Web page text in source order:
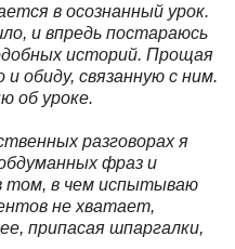
в осознанный урок.
и впредь постараюсь
историй. Прощая
обиду, связанную с ним.
об уроке.
разговорах я
фраз и
том, в чем испытываю
не хватает,
припасая шпаргалки,